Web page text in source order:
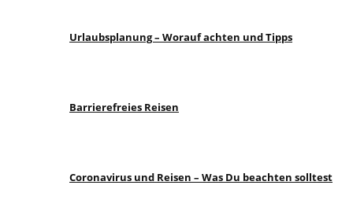
Urlaubsplanung – Worauf achten und Tipps
Barrierefreies Reisen
Coronavirus und Reisen – Was Du beachten solltest